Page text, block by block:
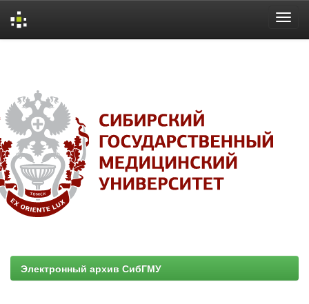
Электронный архив СибГМУ